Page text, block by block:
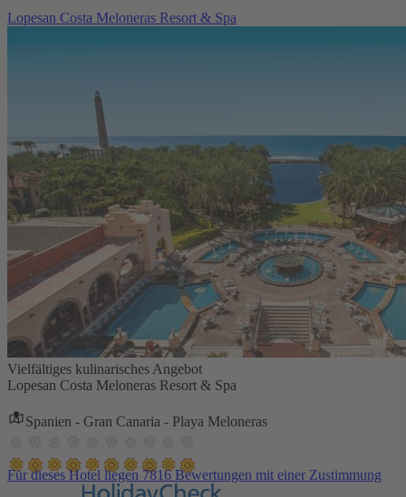
Lopesan Costa Meloneras Resort & Spa
Vielfältiges kulinarisches Angebot
Lopesan Costa Meloneras Resort & Spa
Spanien - Gran Canaria - Playa Meloneras
Für dieses Hotel liegen 7816 Bewertungen mit einer Zustimmung